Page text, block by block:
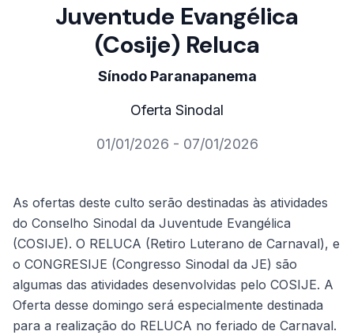
Juventude Evangélica
(Cosije) Reluca
Sínodo Paranapanema
Oferta Sinodal
01/01/2026 - 07/01/2026
As ofertas deste culto serão destinadas às atividades
do Conselho Sinodal da Juventude Evangélica
(COSIJE). O RELUCA (Retiro Luterano de Carnaval), e
o CONGRESIJE (Congresso Sinodal da JE) são
algumas das atividades desenvolvidas pelo COSIJE. A
Oferta desse domingo será especialmente destinada
para a realização do RELUCA no feriado de Carnaval.